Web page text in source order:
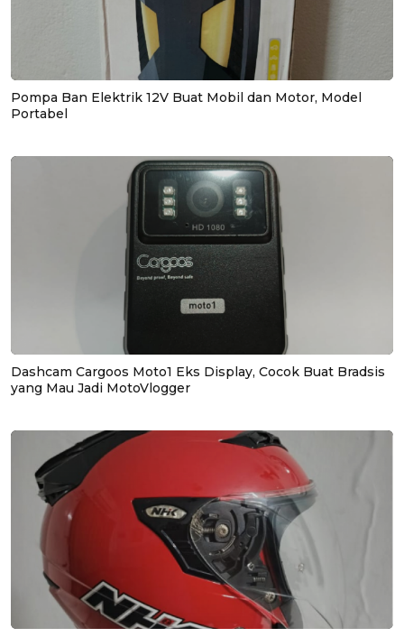
Pompa Ban Elektrik 12V Buat Mobil dan Motor, Model
Portabel
Dashcam Cargoos Moto1 Eks Display, Cocok Buat Bradsis
yang Mau Jadi MotoVlogger